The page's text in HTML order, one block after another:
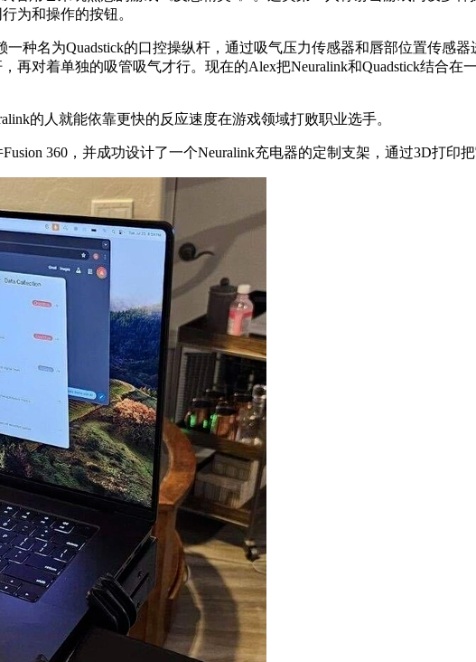
为和操作的按钮。
名为Quadstick的口控操纵杆，通过吸气压力传感器和唇部位置传感器
再对着单独的吸管吸气才行。现在的Alex把Neuralink和Quadstick结合
的人就能依靠更快的反应速度在游戏领域打败职业选手。
360，并成功设计了一个Neuralink充电器的定制支架，通过3D打印把